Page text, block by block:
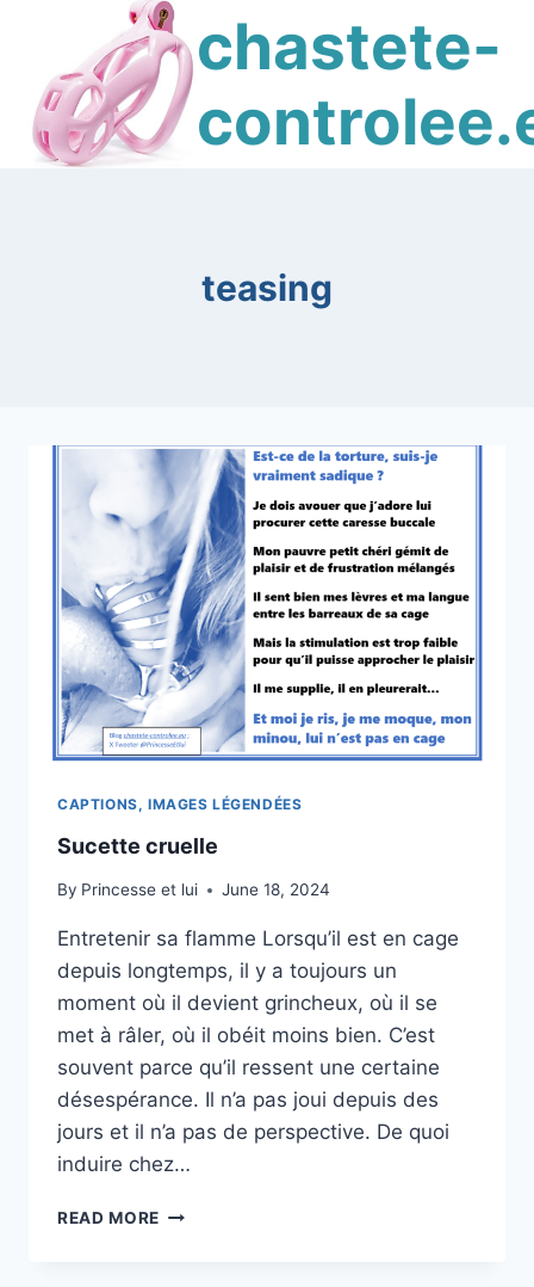
content
chastete-
teasing
CAPTIONS, IMAGES LÉGENDÉES
Sucette cruelle
By Princesse et lui June 18, 2024
Entretenir sa flamme Lorsqu’il est en cage
depuis longtemps, il y a toujours un
moment où il devient grincheux, où il se
met à râler, où il obéit moins bien. C’est
souvent parce qu’il ressent une certaine
désespérance. Il n’a pas joui depuis des
jours et il n’a pas de perspective. De quoi
induire chez…
READ MORE SUCETTE